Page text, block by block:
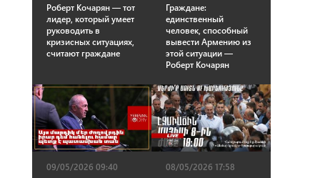
Роберт Кочарян — тот
лидер, который умеет
руководить в
кризисных ситуациях,
считают граждане
Граждане:
единственный
человек, способный
вывести Армению из
этой ситуации —
Роберт Кочарян
09/05/2026 09:40
08/05/2026 17:58